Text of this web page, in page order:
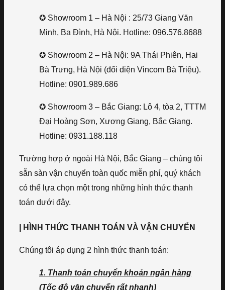
✪ Showroom 1 – Hà Nội : 25/73 Giang Văn
Minh, Ba Đình, Hà Nội. Hotline: 096.576.8688
✪ Showroom 2 – Hà Nội: 9A Thái Phiên, Hai
Bà Trưng, Hà Nội (đối diện Vincom Bà Triệu).
Hotline: 0901.989.686
✪ Showroom 3 – Bắc Giang: Lô 4, tòa 2, TTTM
Đại Hoàng Sơn, Xương Giang, Bắc Giang.
Hotline: 0931.188.118
Trường hợp ở ngoài Hà Nội, Bắc Giang – chúng tôi
sẵn sàn vận chuyển toàn quốc miễn phí, quý khách
có thể lựa chọn một trong những hình thức thanh
toán dưới đây.
| HÌNH THỨC THANH TOÁN VÀ VẬN CHUYỂN
Chúng tôi áp dụng 2 hình thức thanh toán:
1. Thanh toán chuyển khoản ngân hàng
(Tốc độ vận chuyển rất nhanh)